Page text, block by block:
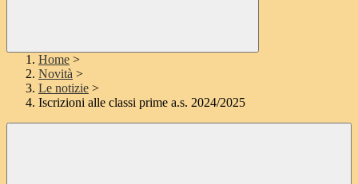
Home >
Novità >
Le notizie >
Iscrizioni alle classi prime a.s. 2024/2025